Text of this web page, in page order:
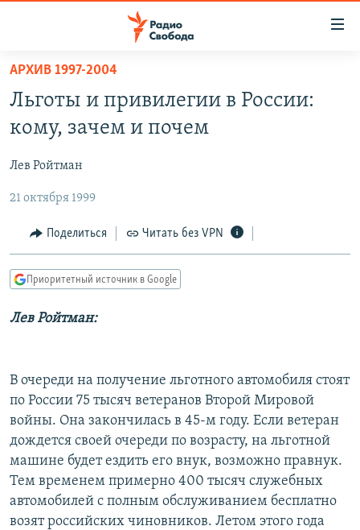
упрощенного
доступа
основному
Вернутся
главной
навигации
Вернутся
поиску
АВТОРСКИЕ ПРОЕКТЫ
ЦИТАТЫ СВОБОДЫ
МНЕНИЯ
КУЛЬТУРА
IDEL.РЕАЛИИ
КАВКАЗ.РЕАЛИИ
СЕВЕР.РЕАЛИИ
РАСПИСАНИЕ ВЕЩАНИЯ
ПОДПИШИТЕСЬ НА РАССЫЛКУ
СОЦИАЛЬНЫЕ СЕТИ
АРХИВ 1997-2004
Льготы и привилегии в России:
кому, зачем и почем
Лев Ройтман
21 октября 1999
Поделиться Читать без VPN
Приоритетный источник в Google
Лев Ройтман:
В очереди на получение льготного автомобиля стоят
по России 75 тысяч ветеранов Второй Мировой
войны. Она закончилась в 45-м году. Если ветеран
дождется своей очереди по возрасту, на льготной
машине будет ездить его внук, возможно правнук.
Тем временем примерно 400 тысяч служебных
автомобилей с полным обслуживанием бесплатно
возят российских чиновников. Летом этого года